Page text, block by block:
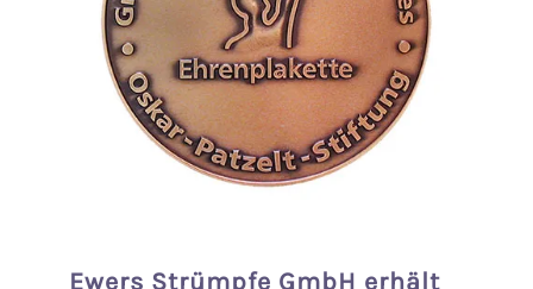
Ewers Strümpfe GmbH erhält